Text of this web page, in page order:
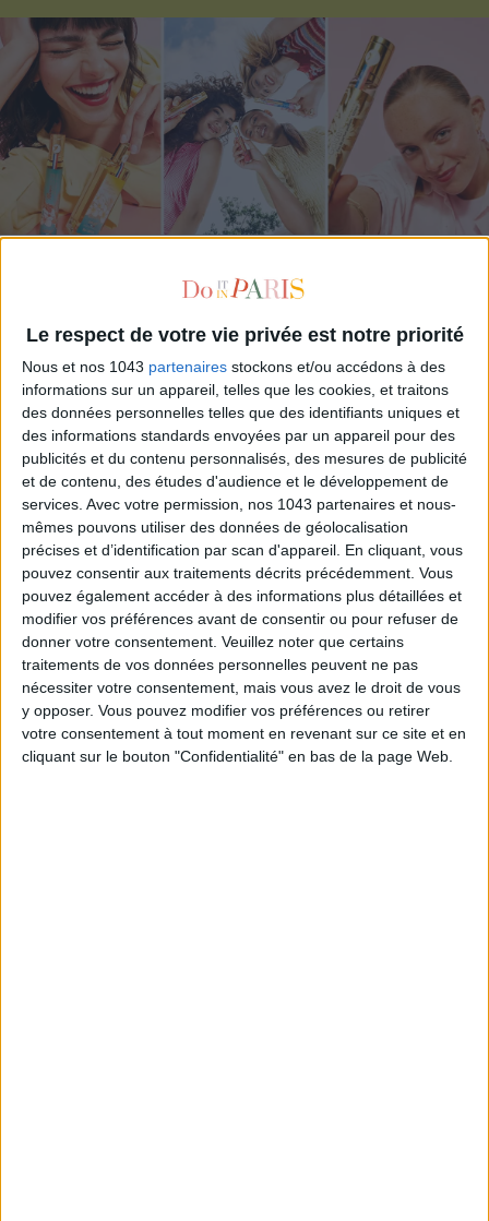
Le respect de votre vie privée est notre priorité
Nous et nos 1043 partenaires stockons et/ou accédons à des
informations sur un appareil, telles que les cookies, et traitons
des données personnelles telles que des identifiants uniques et
des informations standards envoyées par un appareil pour des
publicités et du contenu personnalisés, des mesures de publicité
et de contenu, des études d'audience et le développement de
services. Avec votre permission, nos 1043 partenaires et nous-
mêmes pouvons utiliser des données de géolocalisation
précises et d’identification par scan d'appareil. En cliquant, vous
pouvez consentir aux traitements décrits précédemment. Vous
pouvez également accéder à des informations plus détaillées et
modifier vos préférences avant de consentir ou pour refuser de
donner votre consentement. Veuillez noter que certains
traitements de vos données personnelles peuvent ne pas
nécessiter votre consentement, mais vous avez le droit de vous
y opposer. Vous pouvez modifier vos préférences ou retirer
votre consentement à tout moment en revenant sur ce site et en
cliquant sur le bouton "Confidentialité" en bas de la page Web.
TOUT CE QUE VOUS DEVEZ FAIRE À PARIS EN AOÛT